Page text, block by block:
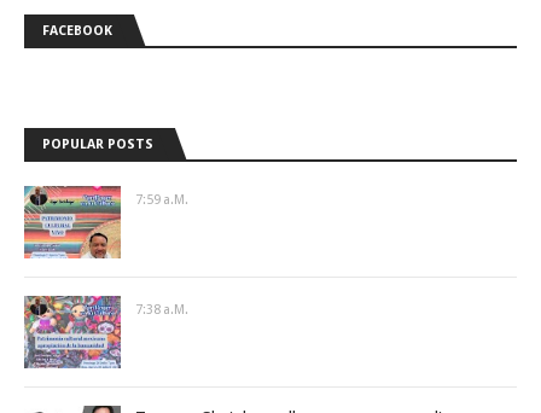
FACEBOOK
POPULAR POSTS
7:59 A.m.
7:38 A.m.